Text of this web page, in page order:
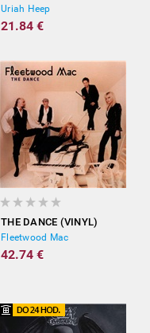
Uriah Heep
21.84 €
THE DANCE (VINYL)
Fleetwood Mac
42.74 €